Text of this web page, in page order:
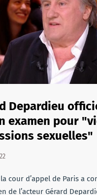
Depardieu
examen pour
sexuelles"
cour d’appel de Paris a
de l’acteur Gérard